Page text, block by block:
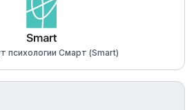
психологии Смарт (Smart)